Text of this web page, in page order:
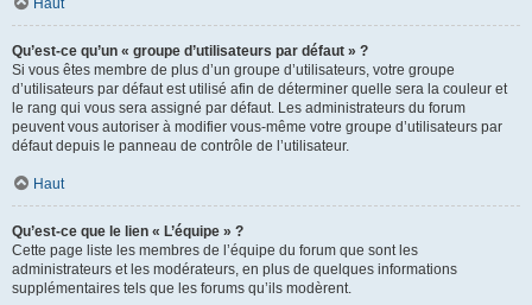
Haut
Qu’est-ce qu’un « groupe d’utilisateurs par défaut » ?
Si vous êtes membre de plus d’un groupe d’utilisateurs, votre groupe
d’utilisateurs par défaut est utilisé afin de déterminer quelle sera la couleur et
le rang qui vous sera assigné par défaut. Les administrateurs du forum
peuvent vous autoriser à modifier vous-même votre groupe d’utilisateurs par
défaut depuis le panneau de contrôle de l’utilisateur.
Haut
Qu’est-ce que le lien « L’équipe » ?
Cette page liste les membres de l’équipe du forum que sont les
administrateurs et les modérateurs, en plus de quelques informations
supplémentaires tels que les forums qu’ils modèrent.